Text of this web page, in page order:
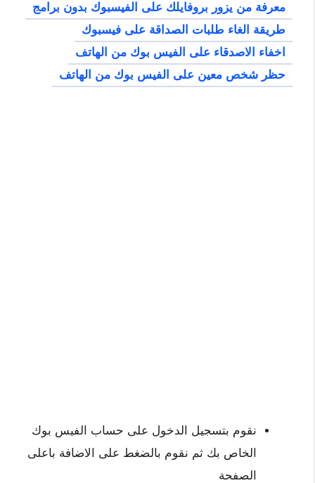
معرفة من يزور بروفايلك على الفيسبوك بدون برامج
طريقة الغاء طلبات الصداقة على فيسبوك
اخفاء الاصدقاء على الفيس بوك من الهاتف
حظر شخص معين على الفيس بوك من الهاتف
نقوم بتسجيل الدخول على حساب الفيس بوك
الخاص بك ثم نقوم بالضغط على الاضافة باعلى
الصفحة